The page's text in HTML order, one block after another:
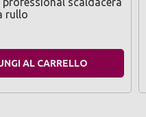
rullo
AL CARRELLO